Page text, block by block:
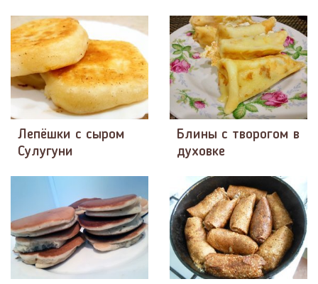
Лепёшки с сыром
Сулугуни
Блины с творогом в
духовке